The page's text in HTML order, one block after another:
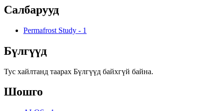
Салбарууд
Permafrost Study - 1
Бүлгүүд
Тус хайлтанд таарах Бүлгүүд байхгүй байна.
Шошго